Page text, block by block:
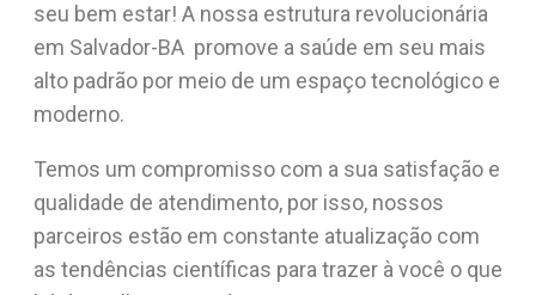
seu bem estar! A nossa estrutura revolucionária
em Salvador-BA promove a saúde em seu mais
alto padrão por meio de um espaço tecnológico e
moderno.
Temos um compromisso com a sua satisfação e
qualidade de atendimento, por isso, nossos
parceiros estão em constante atualização com
as tendências científicas para trazer à você o que